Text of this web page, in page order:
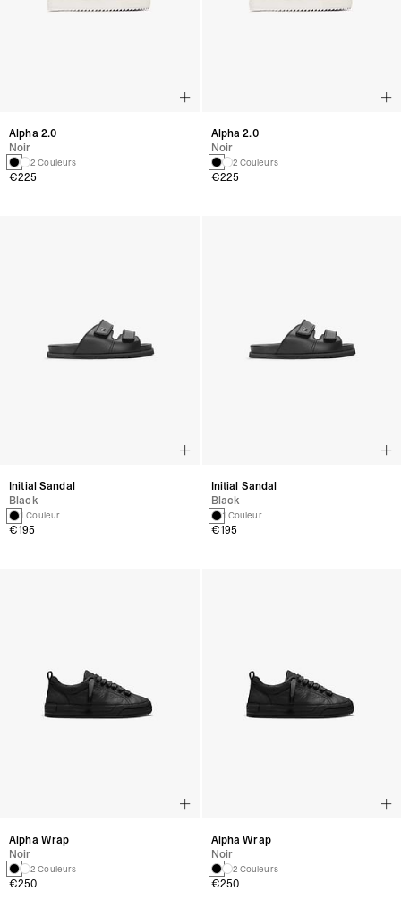
Alpha 2.0
Noir
2 Couleurs
€225
Initial Sandal
Black
1 Couleur
€195
Alpha Wrap
Noir
2 Couleurs
€250
Alpha 2.0
Noir
2 Couleurs
€225
Initial Sandal
Black
1 Couleur
€195
Alpha Wrap
Noir
2 Couleurs
€250